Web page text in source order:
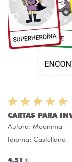
CARTAS PARA
Autora: Moonima
Idioma: Castellano
4.51 €